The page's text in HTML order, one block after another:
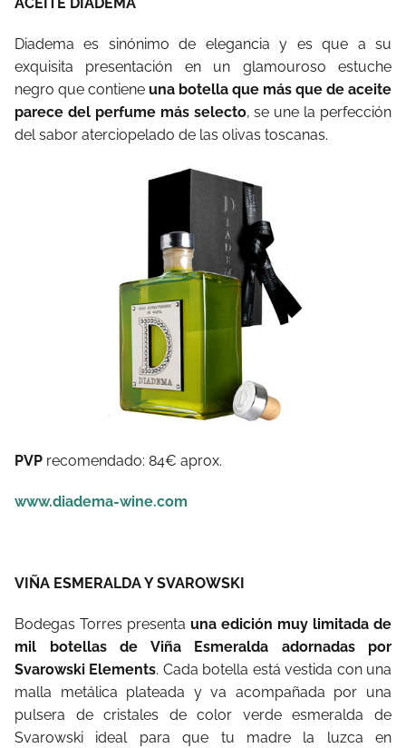
Diadema es sinónimo de elegancia y es que a su
exquisita presentación en un glamouroso estuche
negro que contiene una botella que más que de aceite
parece del perfume más selecto, se une la perfección
del sabor aterciopelado de las olivas toscanas.
PVP recomendado: 84€ aprox.
www.diadema-wine.com
VIÑA ESMERALDA Y SVAROWSKI
Bodegas Torres presenta una edición muy limitada de
mil botellas de Viña Esmeralda adornadas por
Svarowski Elements. Cada botella está vestida con una
malla metálica plateada y va acompañada por una
pulsera de cristales de color verde esmeralda de
Svarowski ideal para que tu madre la luzca en